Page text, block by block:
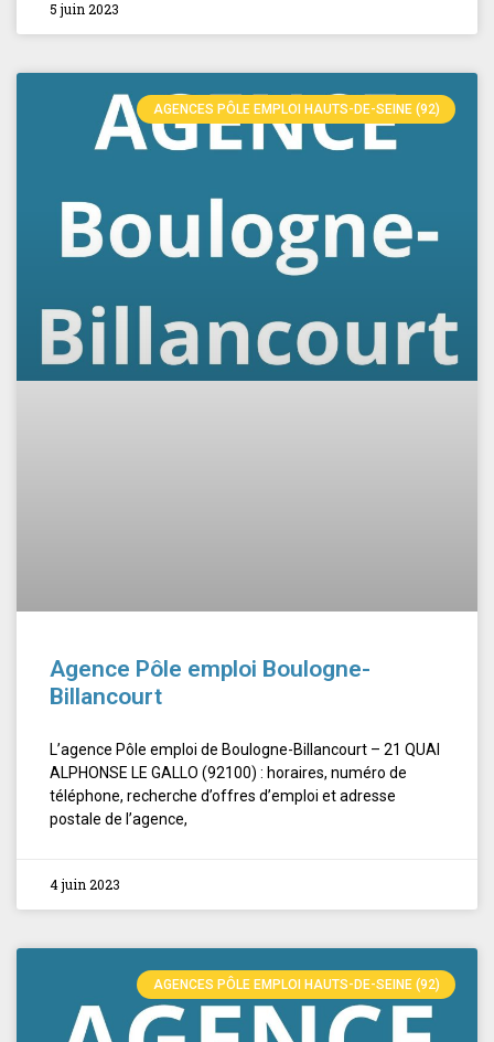
5 juin 2023
AGENCES PÔLE EMPLOI HAUTS-DE-SEINE (92)
Agence Pôle emploi Boulogne-
Billancourt
L’agence Pôle emploi de Boulogne-Billancourt – 21 QUAI
ALPHONSE LE GALLO (92100) : horaires, numéro de
téléphone, recherche d’offres d’emploi et adresse
postale de l’agence,
4 juin 2023
AGENCES PÔLE EMPLOI HAUTS-DE-SEINE (92)